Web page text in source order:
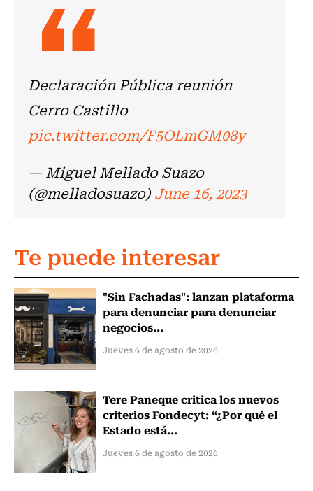
Declaración Pública reunión
Cerro Castillo
pic.twitter.com/F5OLmGM08y
— Miguel Mellado Suazo
(@melladosuazo)June 16, 2023
Te puede interesar
"Sin Fachadas": lanzan plataforma
para denunciar para denunciar
negocios...
Jueves 6 de agosto de 2026
Tere Paneque critica los nuevos
criterios Fondecyt: “¿Por qué el
Estado está...
Jueves 6 de agosto de 2026